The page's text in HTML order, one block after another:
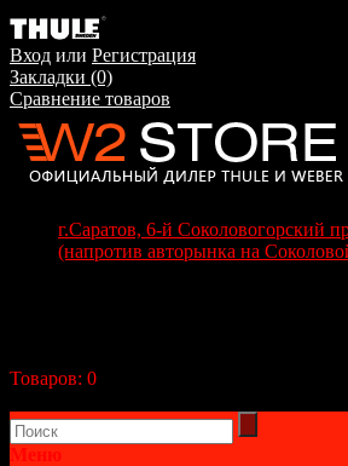
Вход или Регистрация
Закладки (0)
Сравнение товаров
г.Саратов, 6-й Соколовогорский
(напротив авторынка на
Товаров: 0
Меню